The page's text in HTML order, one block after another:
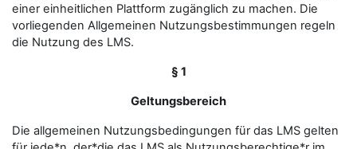
einer einheitlichen Plattform zugänglich zu machen. Die
vorliegenden Allgemeinen Nutzungsbestimmungen regeln
die Nutzung des LMS.
§ 1
Geltungsbereich
Die allgemeinen Nutzungsbedingungen für das LMS gelten